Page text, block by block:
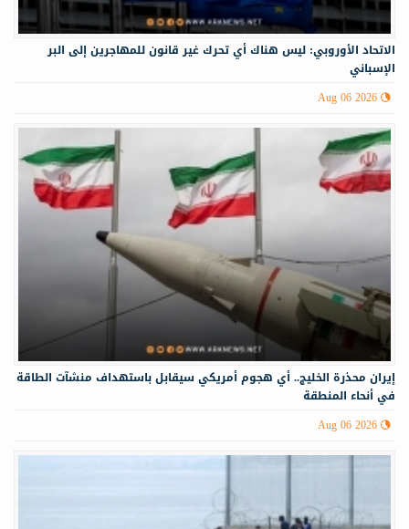
الاتحاد الأوروبي: ليس هناك أي تحرك غير قانون للمهاجرين إلى البر
الإسباني
Aug 06 2026
إيران محذرة الخليج.. أي هجوم أمريكي سيقابل باستهداف منشآت الطاقة
في أنحاء المنطقة
Aug 06 2026